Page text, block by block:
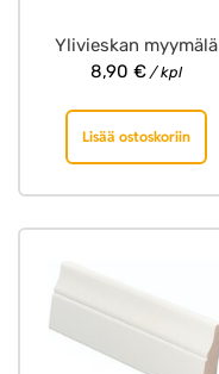
Ylivieskan myymälä
8,90 € / kpl
Lisää ostoskoriin